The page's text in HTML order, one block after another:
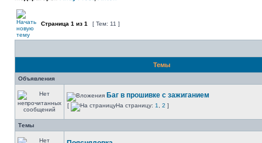
Страница 1 из 1 [ Тем: 11 ]
Темы
Объявления
Баг в прошивке с зажиганием
[ На страницу: 1 2 ]
Темы